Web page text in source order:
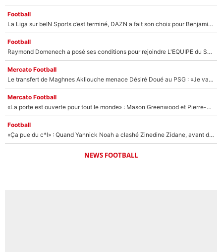
Football
La Liga sur beIN Sports c’est terminé, DAZN a fait son choix pour Benjamin Da Silva et Omar Da Fonseca !
Football
Raymond Domenech a posé ses conditions pour rejoindre L'EQUIPE du Soir : Il refuse de faire l'émission avec un autre chroniqueur !
Mercato Football
Le transfert de Maghnes Akliouche menace Désiré Doué au PSG : «Je valide à 200%»
Mercato Football
«La porte est ouverte pour tout le monde» : Mason Greenwood et Pierre-Emerick Aubameyang ont quitté l'OM, Amine Gouiri balance sur la suite du mercato et sur la réaction du vestiaire !
Football
«Ça pue du c*l» : Quand Yannick Noah a clashé Zinedine Zidane, avant de se faire recadrer par le nouveau sélectionneur de l'équipe de France !
NEWS FOOTBALL